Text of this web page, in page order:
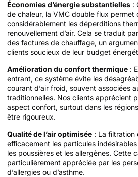
Économies d’énergie substantielles :
de chaleur, la VMC double flux permet
considérablement les déperditions
renouvellement d’air. Cela se traduit
des factures de chauffage, un
clients soucieux de leur budget
Amélioration du confort thermique :
entrant, ce système évite les
courant d’air froid, souvent associées
traditionnelles. Nos clients apprécient
aspect confort, surtout dans les
être rigoureux.
Qualité de l’air optimisée : La filtration
efficacement les particules
les poussières et les allergènes. Cette
particulièrement appréciée par les
d’allergies ou d’asthme.